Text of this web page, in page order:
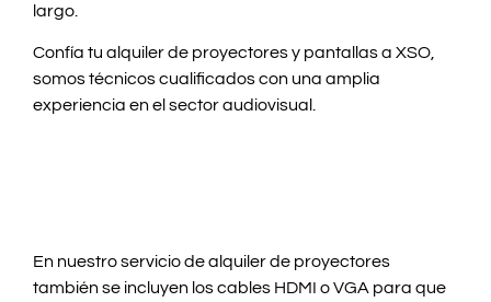
largo.
Confía tu alquiler de proyectores y pantallas a XSO,
somos técnicos cualificados con una amplia
experiencia en el sector audiovisual.
En nuestro servicio de alquiler de proyectores
también se incluyen los cables HDMI o VGA para que